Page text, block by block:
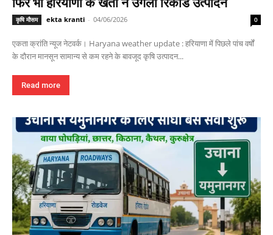
कृषि मौसम ekta kranti - 04/06/2026 0
एकता क्रांति न्यूज नेटवर्क। Haryana weather update : हरियाणा में पिछले पांच वर्षों
के दौरान मानसून सामान्य से कम रहने के बावजूद कृषि उत्पादन...
Read more